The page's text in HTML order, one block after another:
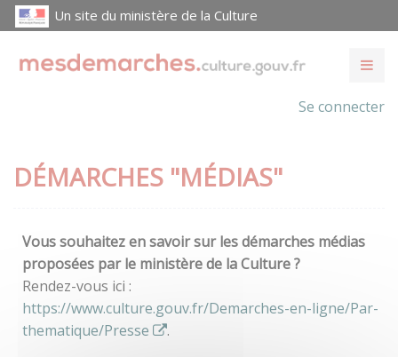
Un site du ministère de la Culture
Se connecter
DÉMARCHES "MÉDIAS"
Vous souhaitez en savoir sur les démarches médias
proposées par le ministère de la Culture ?
Rendez-vous ici :
https://www.culture.gouv.fr/Demarches-en-ligne/Par-
thematique/Presse
.